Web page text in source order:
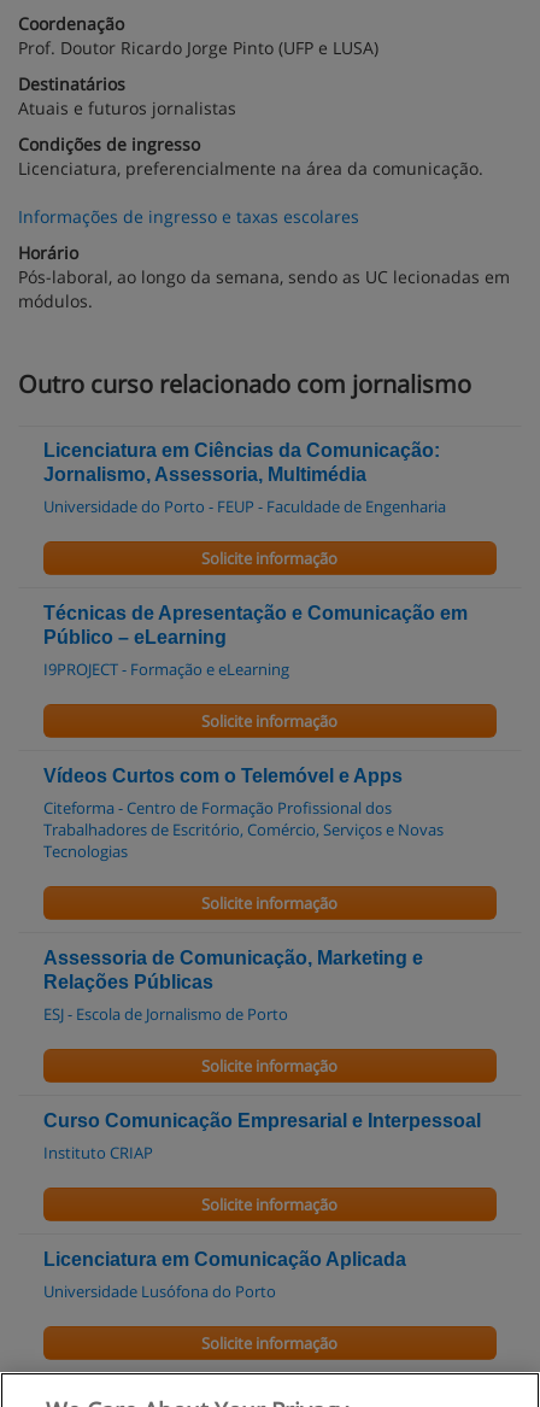
Coordenação
Prof. Doutor Ricardo Jorge Pinto (UFP e LUSA)
Destinatários
Atuais e futuros jornalistas
Condições de ingresso
Licenciatura, preferencialmente na área da comunicação.
Informações de ingresso e taxas escolares
Horário
Pós-laboral, ao longo da semana, sendo as UC lecionadas em
módulos.
Outro curso relacionado com jornalismo
Licenciatura em Ciências da Comunicação:
Jornalismo, Assessoria, Multimédia
Universidade do Porto - FEUP - Faculdade de Engenharia
Solicite informação
Técnicas de Apresentação e Comunicação em
Público – eLearning
I9PROJECT - Formação e eLearning
Solicite informação
Vídeos Curtos com o Telemóvel e Apps
Citeforma - Centro de Formação Profissional dos
Trabalhadores de Escritório, Comércio, Serviços e Novas
Tecnologias
Solicite informação
Assessoria de Comunicação, Marketing e
Relações Públicas
ESJ - Escola de Jornalismo de Porto
Solicite informação
Curso Comunicação Empresarial e Interpessoal
Instituto CRIAP
Solicite informação
Licenciatura em Comunicação Aplicada
Universidade Lusófona do Porto
Solicite informação
Licenciatura em Design de Comunicação